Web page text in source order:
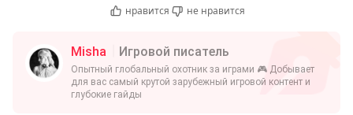
нравится не нравится
Misha Игровой писатель
Опытный глобальный охотник за играми 🎮 Добывает
для вас самый крутой зарубежный игровой контент и
глубокие гайды